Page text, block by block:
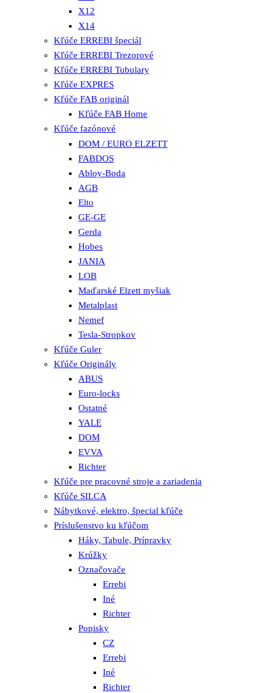
X12
X14
Kľúče ERREBI špeciál
Kľúče ERREBI Trezorové
Kľúče ERREBI Tubulary
Kľúče EXPRES
Kľúče FAB originál
Kľúče FAB Home
Kľúče fazónové
DOM / EURO ELZETT
FABDOS
Abloy-Boda
AGB
Elto
GE-GE
Gerda
Hobes
JANIA
LOB
Maďarské Elzett myšiak
Metalplast
Nemef
Tesla-Stropkov
Kľúče Guler
Kľúče Originály
ABUS
Euro-locks
Ostatné
YALE
DOM
EVVA
Richter
Kľúče pre pracovné stroje a zariadenia
Kľúče SILCA
Nábytkové, elektro, špecial kľúče
Príslušenstvo ku kľúčom
Háky, Tabule, Prípravky
Krúžky
Označovače
Errebi
Iné
Richter
Popisky
CZ
Errebi
Iné
Richter